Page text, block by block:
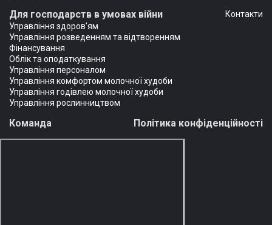
Для господарств в умовах війни
Управління здоров'ям
Управління розведенням та відтворенням
Фінансування
Облік та оподаткування
Управління персоналом
Управління комфортом молочної худоби
Управління годівлею молочної худоби
Управління рослинництвом
Контакти
Команда Політика конфіденційності